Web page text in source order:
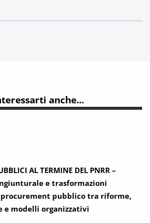
anche...
AL TERMINE DEL PNRR –
e trasformazioni
pubblico tra riforme,
e modelli organizzativi